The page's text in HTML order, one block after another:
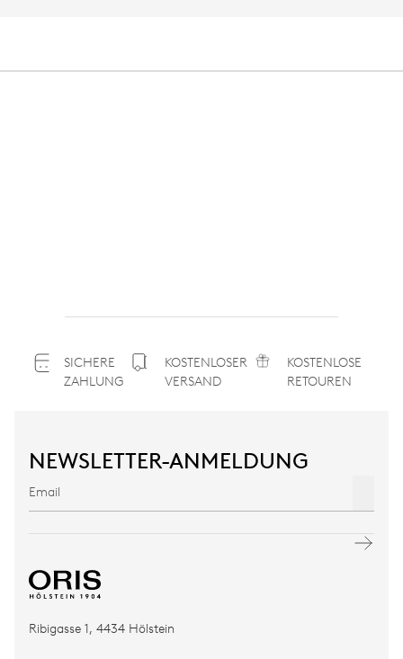
SICHERE
ZAHLUNG
KOSTENLOSER
VERSAND
KOSTENLOSE
RETOUREN
NEWSLETTER-ANMELDUNG
Ribigasse 1, 4434 Hölstein